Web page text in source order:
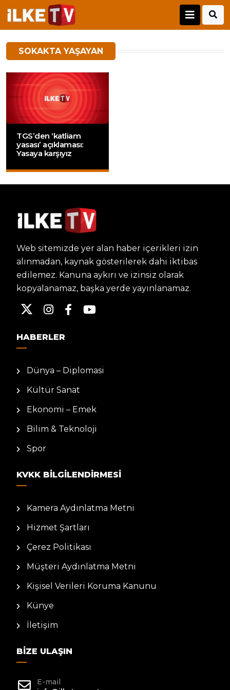
SOKAKTA YAŞAYAN
TGS’den ‘katliam
yasası’ açıklaması:
Yasaya karşıyız
Web sitemizde yer alan haber içerikleri izin
alınmadan, kaynak gösterilerek dahi iktibas
edilemez. Kanuna aykırı ve izinsiz olarak
kopyalanamaz, başka yerde yayınlanamaz.
HABERLER
Dünya – Diplomasi
Kültür Sanat
Ekonomi – Emek
Bilim & Teknoloji
Spor
KVKK BILGILENDIRMESI
Kamera Aydınlatma Metni
Hizmet Şartları
Çerez Politikası
Müşteri Aydınlatma Metni
Kişisel Verileri Koruma Kanunu
Künye
İletişim
BIZE ULAŞIN
E-mail